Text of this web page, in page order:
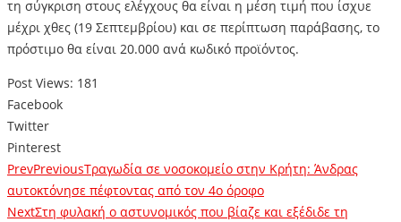
τη σύγκριση στους ελέγχους θα είναι η μέση τιμή που ίσχυε
μέχρι χθες (19 Σεπτεμβρίου) και σε περίπτωση παράβασης, το
πρόστιμο θα είναι 20.000 ανά κωδικό προϊόντος.
Post Views: 181
Facebook
Twitter
Pinterest
PrevPreviousΤραγωδία σε νοσοκομείο στην Κρήτη: Άνδρας
αυτοκτόνησε πέφτοντας από τον 4ο όροφο
NextΣτη φυλακή ο αστυνομικός που βίαζε και εξέδιδε τη